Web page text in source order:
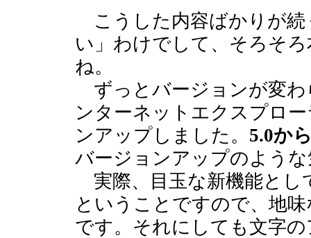
こうした内容ばかりが続
い」わけでして、そろそ
ね。
ずっとバージョンが変わ
ンターネットエクスプロ
ンアップしました。 5.0か
バージョンアップのよう
実際、目玉な新機能とし
ということですので、地
です。それにしても文字